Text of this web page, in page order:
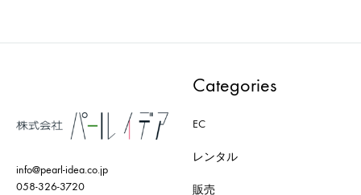
info@pearl-idea.co.jp
058-326-3720
Categories
EC
レンタル
販売